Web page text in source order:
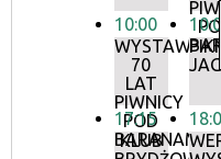
10:00
WYSTAWA:
70
LAT
PIWNICY
POD
BARANAMI
17:15
KLUB
10:00